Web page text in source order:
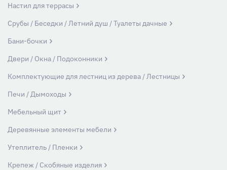
Настил для террасы
Срубы / Беседки / Летний душ / Туалеты дачные
Бани-бочки
Двери / Окна / Подоконники
Комплектующие для лестниц из дерева / Лестницы
Печи / Дымоходы
Мебельный щит
Деревянные элементы мебели
Утеплитель / Пленки
Крепеж / Скобяные изделия